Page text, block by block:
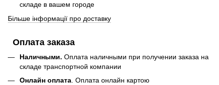
складе в вашем городе
Більше інформації про доставку
Оплата заказа
Наличными. Оплата наличными при получении заказа на
складе транспортной компании
Онлайн оплата . Оплата онлайн картою